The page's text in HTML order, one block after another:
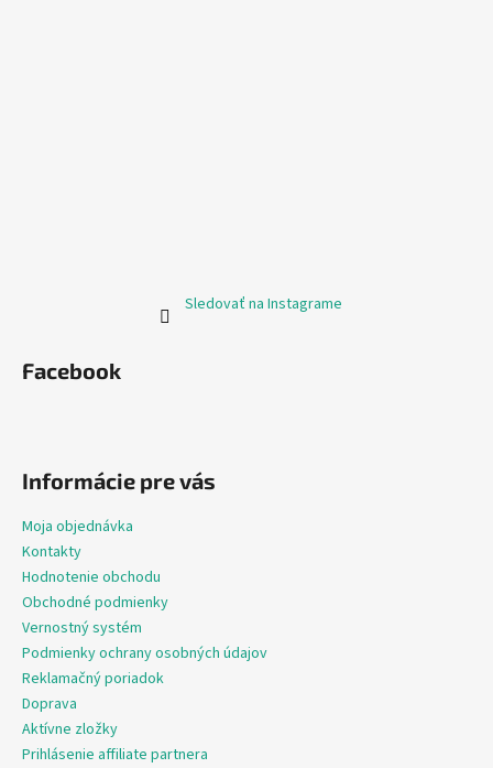
Sledovať na Instagrame
Facebook
Informácie pre vás
Moja objednávka
Kontakty
Hodnotenie obchodu
Obchodné podmienky
Vernostný systém
Podmienky ochrany osobných údajov
Reklamačný poriadok
Doprava
Aktívne zložky
Prihlásenie affiliate partnera